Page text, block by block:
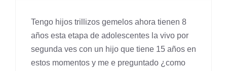
Tengo hijos trillizos gemelos ahora tienen 8
años esta etapa de adolescentes la vivo por
segunda ves con un hijo que tiene 15 años en
estos momentos y me e preguntado ¿como